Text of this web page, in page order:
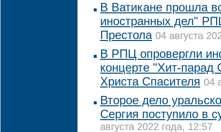
В Ватикане прошла
иностранных дел"
Престола 04 августа
В РПЦ опровергли
концерте "Хит-
Христа Спасителя 04
Второе дело
Сергия поступило в
августа 2022 года, 12:57